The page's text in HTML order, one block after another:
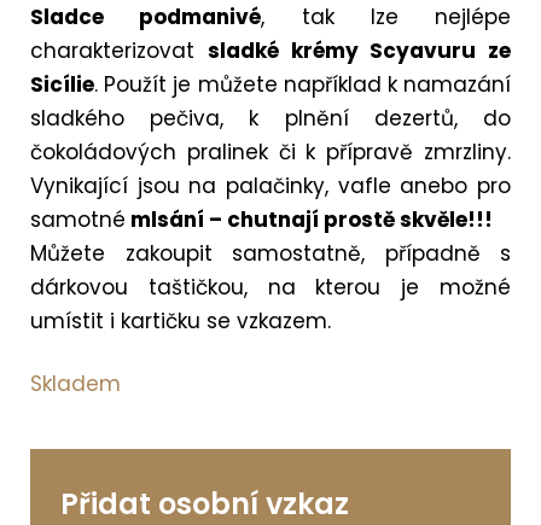
Sladce podmanivé, tak lze nejlépe
charakterizovat sladké krémy Scyavuru ze
Sicílie. Použít je můžete například k namazání
sladkého pečiva, k plnění dezertů, do
čokoládových pralinek či k přípravě zmrzliny.
Vynikající jsou na palačinky, vafle anebo pro
samotné mlsání – chutnají prostě skvěle!!!
Můžete zakoupit samostatně, případně s
dárkovou taštičkou, na kterou je možné
umístit i kartičku se vzkazem.
Skladem
Přidat osobní vzkaz